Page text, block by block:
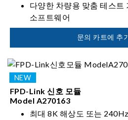
다양한 차량용 맞춤 테스트
소프트웨어
영상 신호, 전원, 오디오,
합 테스트 지원
가능
문의 카트에 추
FPD-Link 신호 모듈
Model A270163
최대 8K 해상도 또는